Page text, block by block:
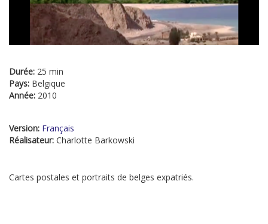
Durée: 25 min
Pays: Belgique
Année: 2010
Version: Français
Réalisateur: Charlotte Barkowski
Cartes postales et portraits de belges expatriés.